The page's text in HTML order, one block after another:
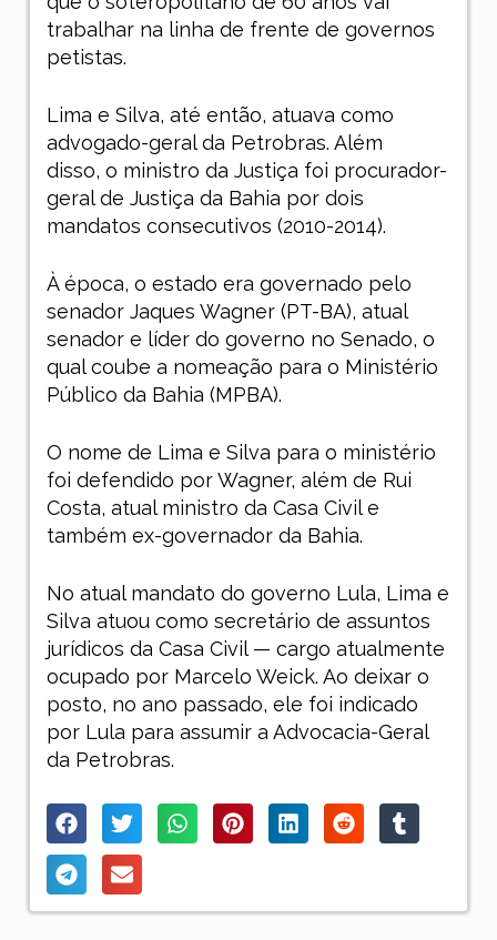
trabalhar na linha de frente de governos
petistas.
Lima e Silva, até então, atuava como
advogado-geral da Petrobras. Além
disso, o ministro da Justiça foi procurador-
geral de Justiça da Bahia por dois
mandatos consecutivos (2010-2014).
À época, o estado era governado pelo
senador Jaques Wagner (PT-BA), atual
senador e líder do governo no Senado, o
qual coube a nomeação para o Ministério
Público da Bahia (MPBA).
O nome de Lima e Silva para o ministério
foi defendido por Wagner, além de Rui
Costa, atual ministro da Casa Civil e
também ex-governador da Bahia.
No atual mandato do governo Lula, Lima e
Silva atuou como secretário de assuntos
jurídicos da Casa Civil — cargo atualmente
ocupado por Marcelo Weick. Ao deixar o
posto, no ano passado, ele foi indicado
por Lula para assumir a Advocacia-Geral
da Petrobras.